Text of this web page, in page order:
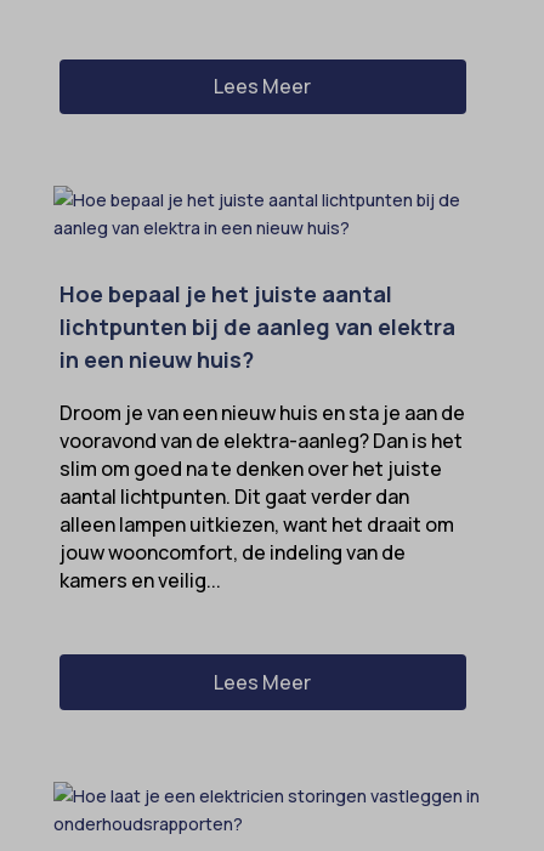
Lees Meer
Hoe bepaal je het juiste aantal
lichtpunten bij de aanleg van elektra
in een nieuw huis?
Droom je van een nieuw huis en sta je aan de
vooravond van de elektra-aanleg? Dan is het
slim om goed na te denken over het juiste
aantal lichtpunten. Dit gaat verder dan
alleen lampen uitkiezen, want het draait om
jouw wooncomfort, de indeling van de
kamers en veilig...
Lees Meer